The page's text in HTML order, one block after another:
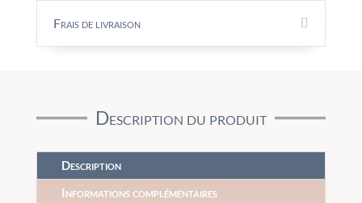
Frais de livraison
Description du produit
Description
Informations complémentaires